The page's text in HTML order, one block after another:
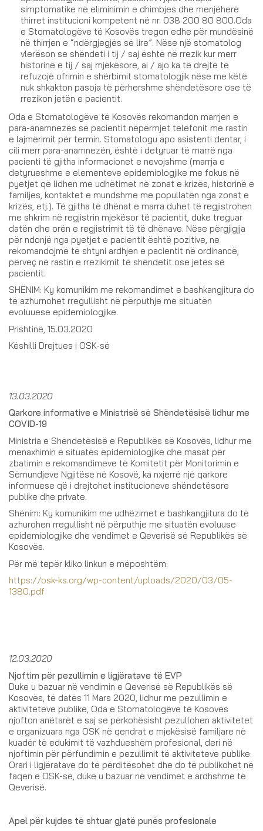
simptomatike në eliminimin e dhimbjes dhe menjëherë
thirret institucioni kompetent në nr. 038 200 80 800.Oda
e Stomatologëve të Kosovës tregon edhe për mundësinë
në thirrjen e “ndërgjegjës së lire”. Nëse një stomatolog
vlerëson se shëndeti i tij / saj është në rrezik kur merr
historinë e tij / saj mjekësore, ai / ajo ka të drejtë të
refuzojë ofrimin e shërbimit stomatologjik nëse me këtë
nuk shkakton pasoja të përhershme shëndetësore ose të
rrezikon jetën e pacientit.
Oda e Stomatologëve të Kosovës rekomandon marrjen e
para-anamnezës së pacientit nëpërmjet telefonit me rastin
e lajmërimit për termin. Stomatologu apo asistenti dentar, i
cili merr para-anamnezën, është i detyruar të marrë nga
pacienti të gjitha informacionet e nevojshme (marrja e
detyrueshme e elementeve epidemiologjike me fokus në
pyetjet që lidhen me udhëtimet në zonat e krizës, historinë e
familjes, kontaktet e mundshme me popullatën nga zonat e
krizës, etj.). Të gjitha të dhënat e marra duhet të regjistrohen
me shkrim në regjistrin mjekësor të pacientit, duke treguar
datën dhe orën e regjistrimit të të dhënave. Nëse përgjigjja
për ndonjë nga pyetjet e pacientit është pozitive, ne
rekomandojmë të shtyni ardhjen e pacientit në ordinancë,
përveç në rastin e rrezikimit të shëndetit ose jetës së
pacientit.
SHËNIM: Ky komunikim me rekomandimet e bashkangjitura do
të azhurnohet rregullisht në përputhje me situatën
evoluuese epidemiologjike.
Prishtinë, 15.03.2020
Këshilli Drejtues i OSK-së
13.03.2020
Qarkore informative e Ministrisë së Shëndetësisë lidhur me
COVID-19
Ministria e Shëndetësisë e Republikës së Kosovës, lidhur me
menaxhimin e situatës epidemiologjike dhe masat për
zbatimin e rekomandimeve të Komitetit për Monitorimin e
Sëmundjeve Ngjitëse në Kosovë, ka nxjerrë një qarkore
informuese që i drejtohet institucioneve shëndetësore
publike dhe private.
Shënim: Ky komunikim me udhëzimet e bashkangjitura do të
azhurohen rregullisht në përputhje me situatën evoluuse
epidemiologjike dhe vendimet e Qeverisë së Republikës së
Kosovës.
Për më tepër kliko linkun e mëposhtëm:
https://osk-ks.org/wp-content/uploads/2020/03/05-
1380.pdf
12.03.2020
Njoftim për pezullimin e ligjëratave të EVP
Duke u bazuar në vendimin e Qeverisë së Republikës së
Kosovës, të datës 11 Mars 2020, lidhur me pezullimin e
aktiviteteve publike, Oda e Stomatologëve të Kosovës
njofton anëtarët e saj se përkohësisht pezullohen aktivitetet
e organizuara nga OSK në qendrat e mjekësisë familjare në
kuadër të edukimit të vazhdueshëm profesional, deri në
njoftimin për përfundimin e pezullimit të aktiviteteve publike.
Orari i ligjëratave do të përditësohet dhe do të publikohet në
faqen e OSK-së, duke u bazuar në vendimet e ardhshme të
Qeverisë.
Apel për kujdes të shtuar gjatë punës profesionale